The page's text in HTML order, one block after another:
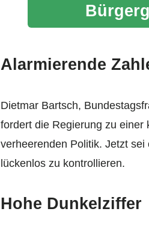
Alarmierende
Dietmar Bartsch,
fordert die Regierung zu einer
verheerenden Politik. Jetzt sei
lückenlos zu kontrollieren.
Hohe Dunkelziffer